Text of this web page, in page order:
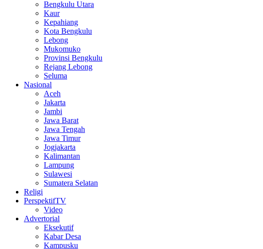
Bengkulu Utara
Kaur
Kepahiang
Kota Bengkulu
Lebong
Mukomuko
Provinsi Bengkulu
Rejang Lebong
Seluma
Nasional
Aceh
Jakarta
Jambi
Jawa Barat
Jawa Tengah
Jawa Timur
Jogjakarta
Kalimantan
Lampung
Sulawesi
Sumatera Selatan
Religi
PerspektifTV
Video
Advertorial
Eksekutif
Kabar Desa
Kampusku